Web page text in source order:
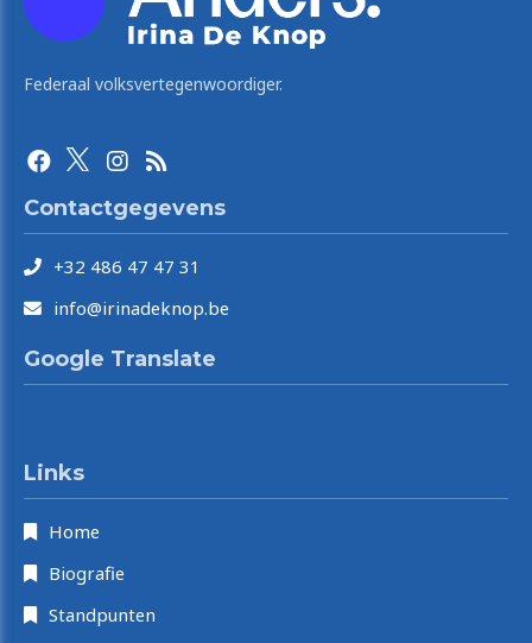
Federaal volksvertegenwoordiger.
Contactgegevens
+32 486 47 47 31
info@irinadeknop.be
Google Translate
Links
Home
Biografie
Standpunten